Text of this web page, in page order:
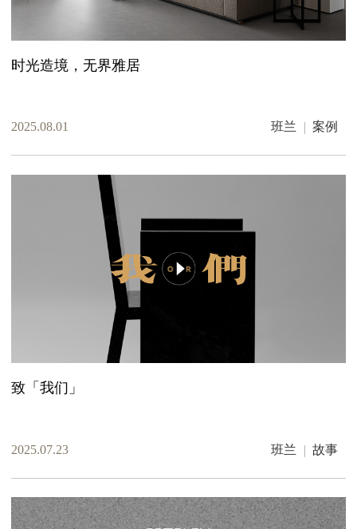
时光造境，无界雅居
2025.08.01 班兰 案例
致「我们」
2025.07.23 班兰 故事